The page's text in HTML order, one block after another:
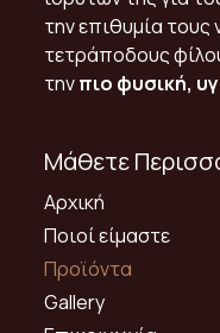
την επιθυμία
τετράποδους
τηνπιο φυσική,
Μάθετε
Αρχική
Ποιοί είμαστε
Προϊόντα
Gallery